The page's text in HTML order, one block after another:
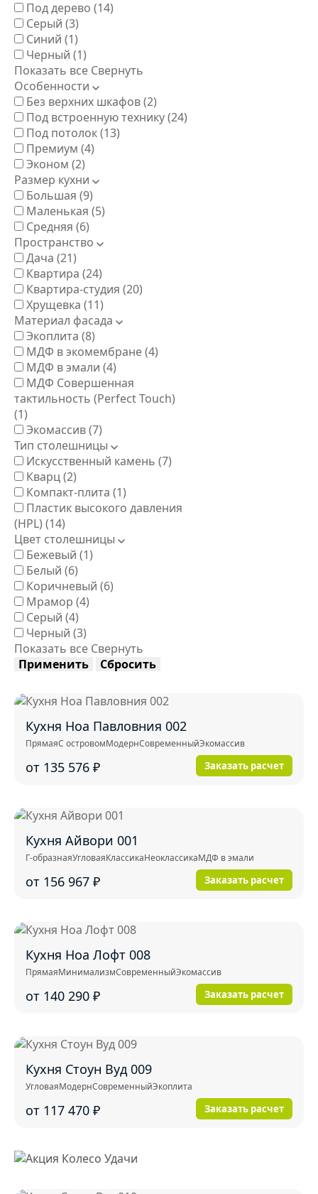
Под дерево (14)
Серый (3)
Синий (1)
Черный (1)
Показать все Свернуть
Особенности
Без верхних шкафов(2)
Под встроенную технику(24)
Под потолок(13)
Премиум (4)
Эконом (2)
Размер кухни
Большая (9)
Маленькая (5)
Средняя (6)
Пространство
Дача (21)
Квартира (24)
Квартира-студия (20)
Хрущевка (11)
Материал фасада
Экоплита (8)
МДФ в экомембране(4)
МДФ в эмали (4)
МДФ Совершенная
тактильность (Perfect Touch)
(1)
Экомассив(7)
Тип столешницы
Искусственный камень (7)
Кварц(2)
Компакт-плита (1)
Пластик высокого давления
(HPL) (14)
Цвет столешницы
Бежевый (1)
Белый (6)
Коричневый (6)
Мрамор (4)
Серый (4)
Черный (3)
Показать все Свернуть
Применить
Сбросить
Кухня Ноа Павловния 002
ПрямаяС островомМодернСовременныйЭкомассив
от 135 576 ₽ Заказать расчет
Кухня Айвори 001
Г-образнаяУгловаяКлассикаНеоклассикаМДФ в эмали
от 156 967 ₽ Заказать расчет
Кухня Ноа Лофт 008
ПрямаяМинимализмСовременныйЭкомассив
от 140 290 ₽ Заказать расчет
Кухня Стоун Вуд 009
УгловаяМодернСовременныйЭкоплита
от 117 470 ₽ Заказать расчет